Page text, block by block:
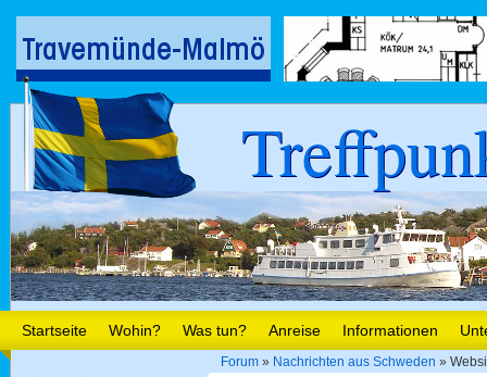
Startseite Wohin? Was tun? Anreise Informationen
Forum » Nachrichten aus Schweden »